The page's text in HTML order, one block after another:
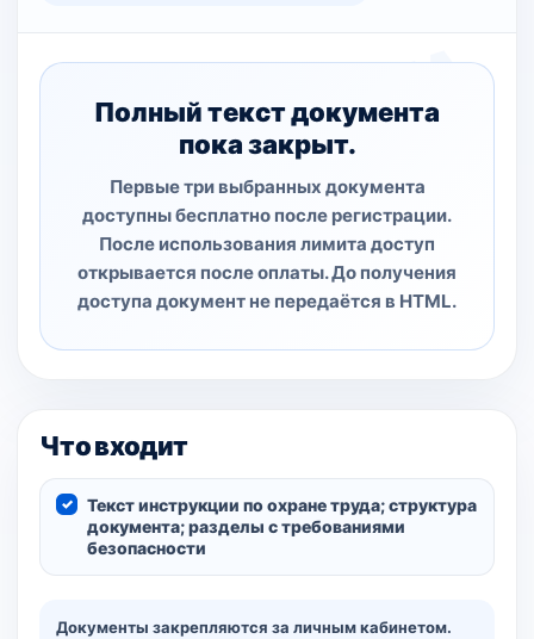
Полный текст документа
пока закрыт.
Первые три выбранных документа
доступны бесплатно после регистрации.
После использования лимита доступ
открывается после оплаты. До получения
доступа документ не передаётся в HTML.
Что входит
Текст инструкции по охране труда; структура
документа; разделы с требованиями
безопасности
Документы закрепляются за личным кабинетом.